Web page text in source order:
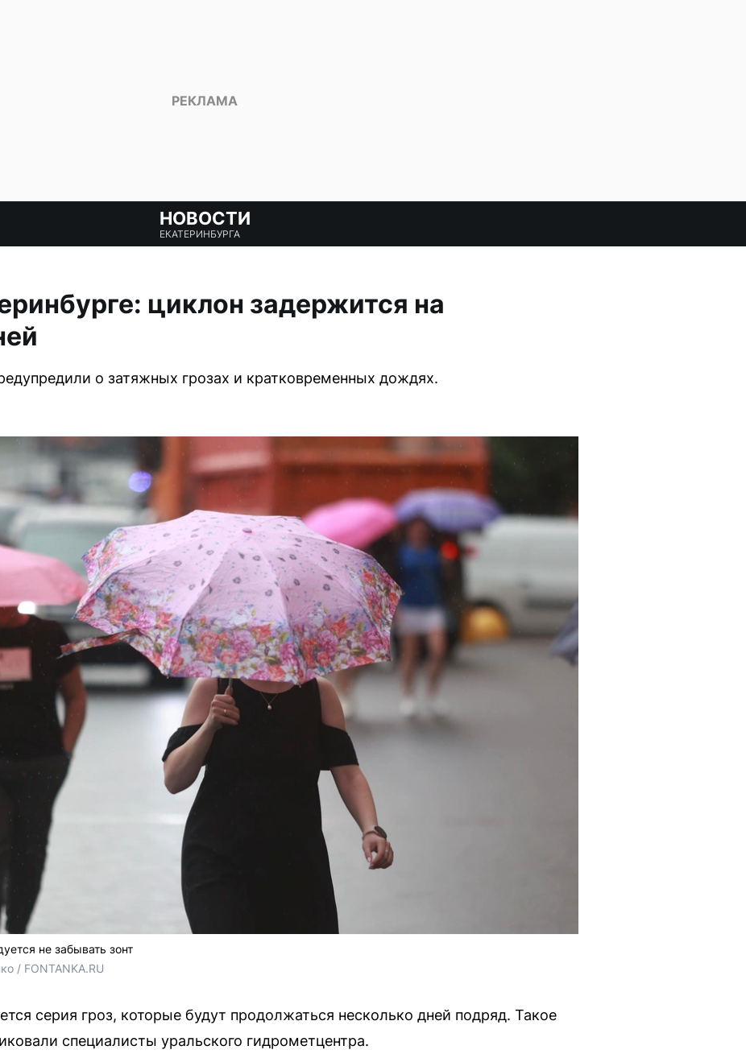
НОВОСТИ
ЕКАТЕРИНБУРГА
циклон задержится на
о затяжных грозах и кратковременных дождях.
не забывать зонт
/ FONTANKA.RU
серия гроз, которые будут продолжаться несколько дней подряд. Такое
специалисты уральского гидрометцентра.